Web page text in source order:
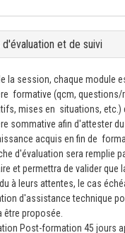
et de suivi
la session, chaque module
formative (qcm, questions/
mises en situations, etc.)
sommative afin d'attester
acquis en fin de
d'évaluation sera remplie
et permettra de valider que
à leurs attentes, le cas
d'assistance technique
être proposée.
Post-formation 45 jours